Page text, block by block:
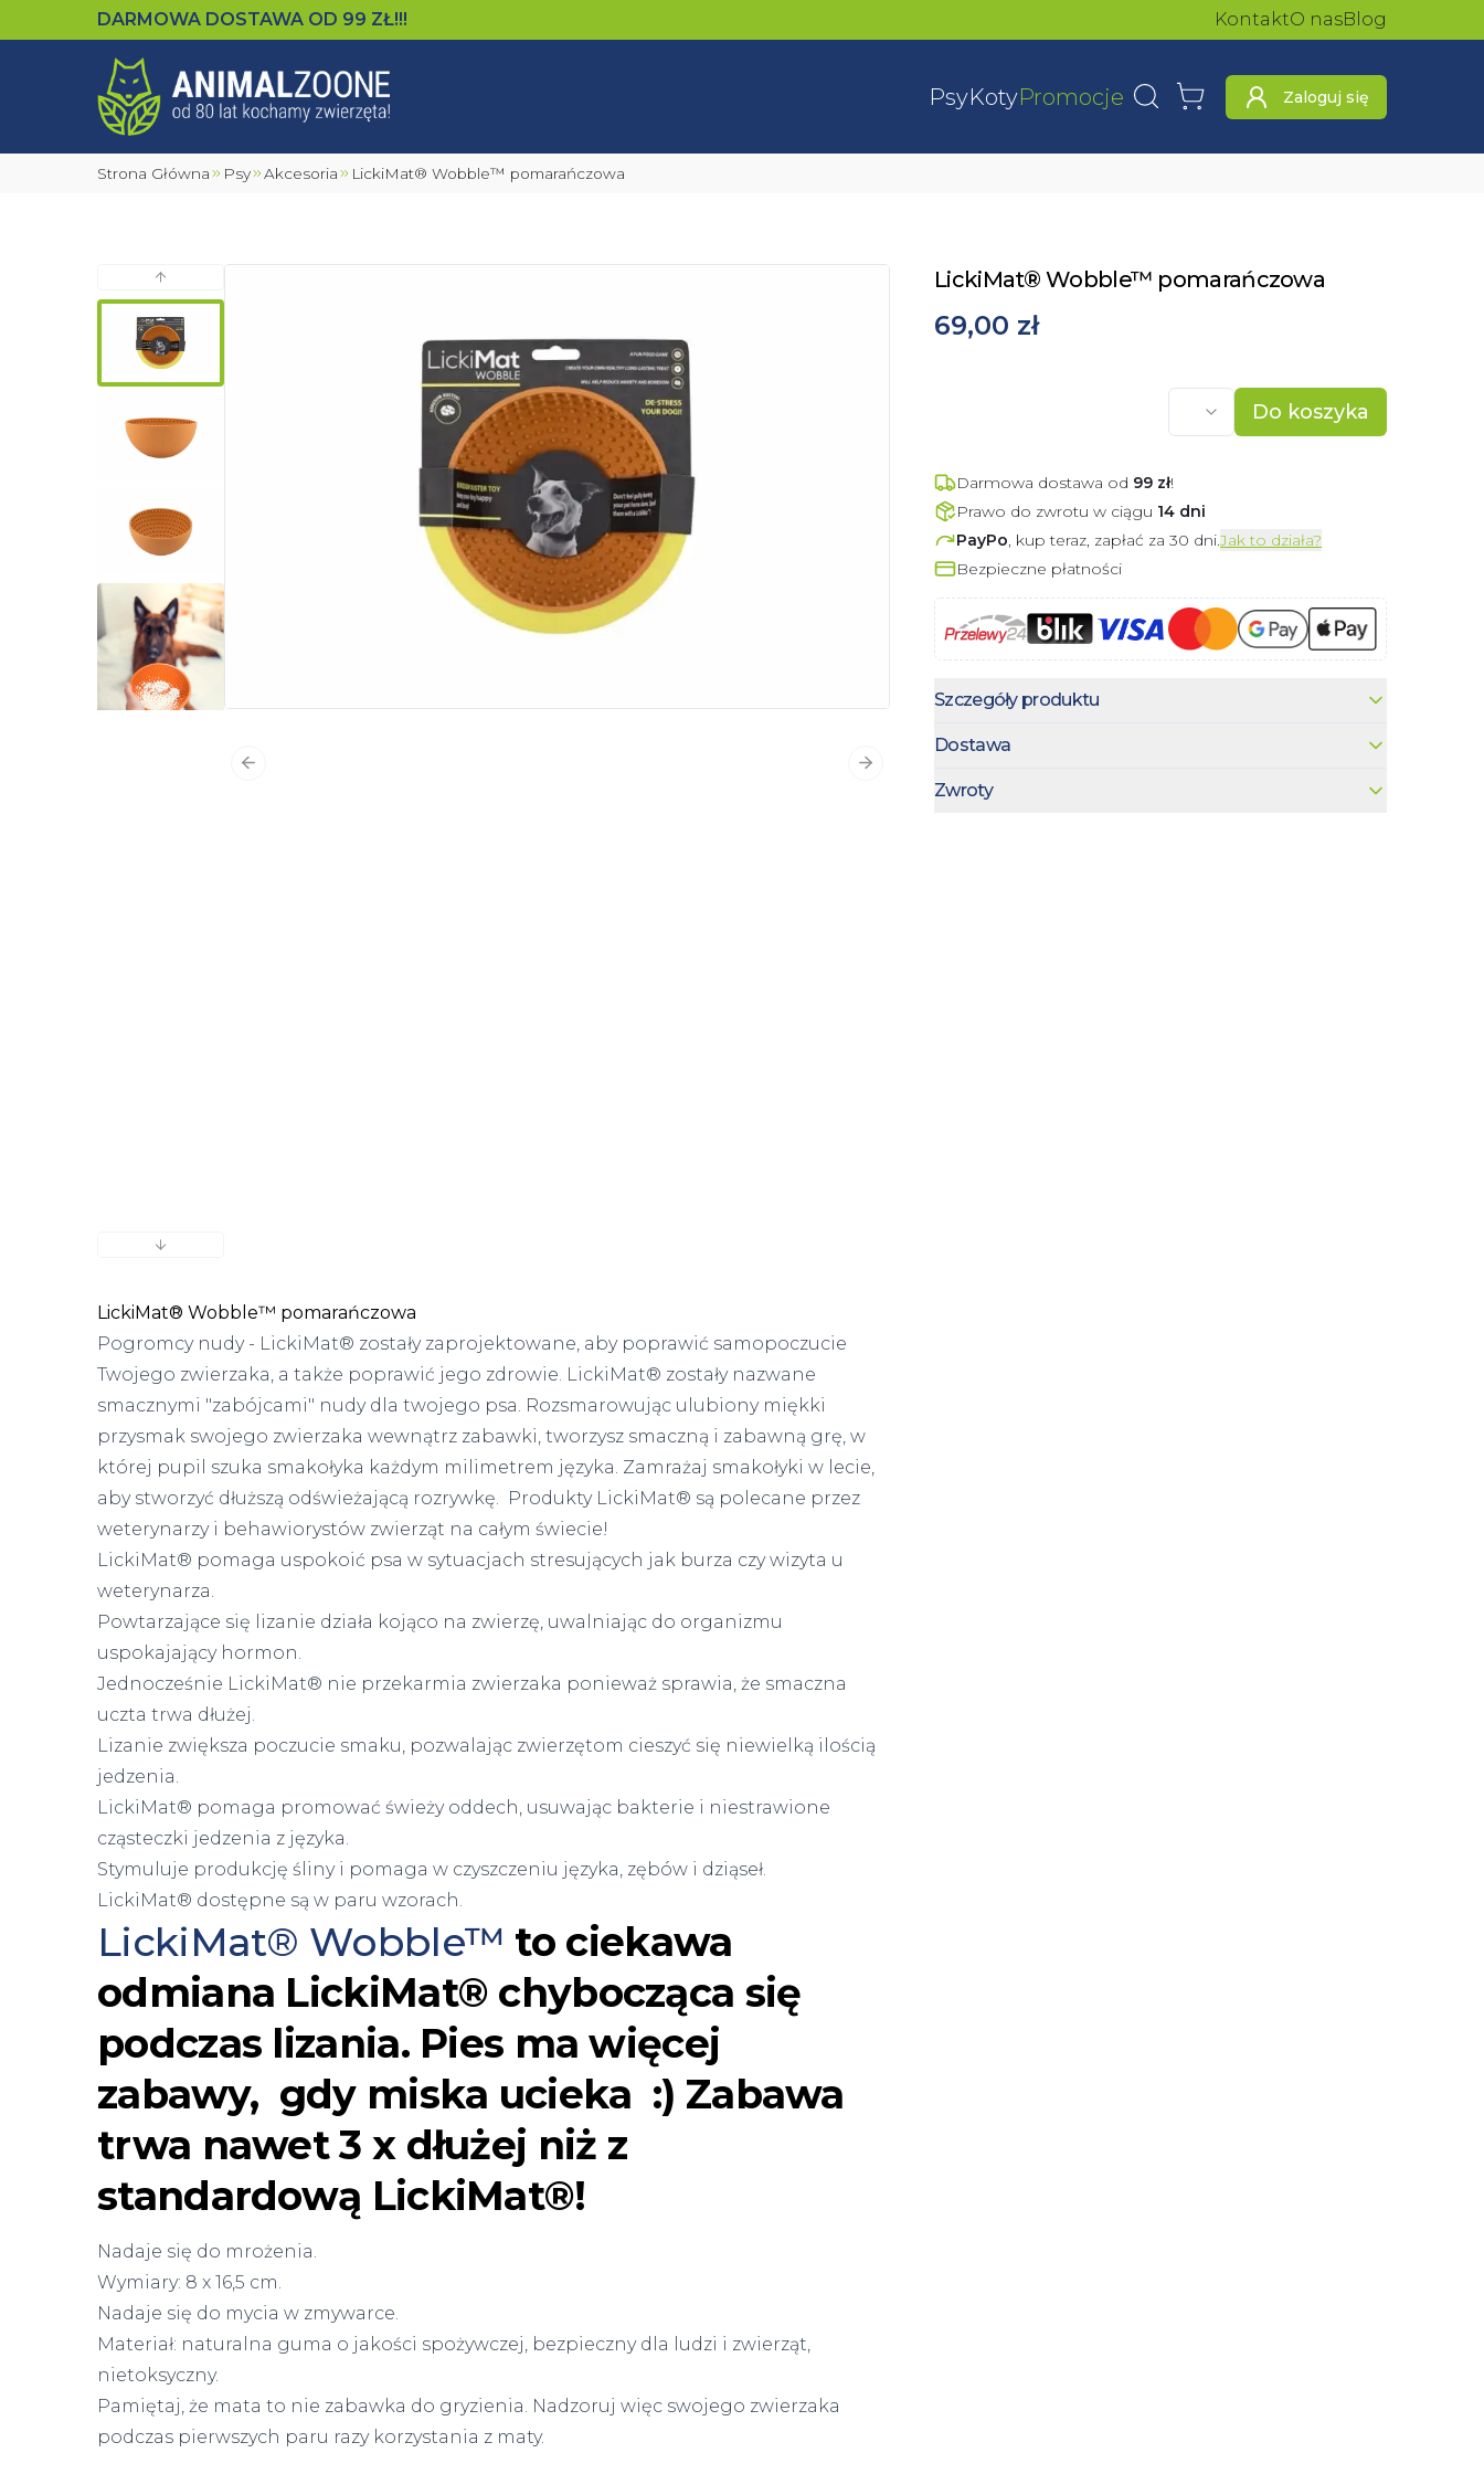
DARMOWA DOSTAWA OD 99 ZŁ!!! KontaktO nasBlog
PsyKotyPromocje WyszukajKoszyk Zaloguj się
Strona Główna Psy Akcesoria LickiMat® Wobble™ pomarańczowa
Poprzedni slajd
Następny slajd
Poprzedni slajd Następny slajd
LickiMat® Wobble™ pomarańczowa
69,00 zł
Do koszyka
Darmowa dostawa od 99 zł!
Prawo do zwrotu w ciągu 14 dni
PayPo, kup teraz, zapłać za 30 dni.Jak to działa?
Bezpieczne płatności
Szczegóły produktu
Dostawa
Zwroty
LickiMat® Wobble™ pomarańczowa
Pogromcy nudy - LickiMat® zostały zaprojektowane, aby poprawić samopoczucie
Twojego zwierzaka, a także poprawić jego zdrowie. LickiMat® zostały nazwane
smacznymi "zabójcami" nudy dla twojego psa. Rozsmarowując ulubiony miękki
przysmak swojego zwierzaka wewnątrz zabawki, tworzysz smaczną i zabawną grę, w
której pupil szuka smakołyka każdym milimetrem języka. Zamrażaj smakołyki w lecie,
aby stworzyć dłuższą odświeżającą rozrywkę. Produkty LickiMat® są polecane przez
weterynarzy i behawiorystów zwierząt na całym świecie!
LickiMat® pomaga uspokoić psa w sytuacjach stresujących jak burza czy wizyta u
weterynarza.
Powtarzające się lizanie działa kojąco na zwierzę, uwalniając do organizmu
uspokajający hormon.
Jednocześnie LickiMat® nie przekarmia zwierzaka ponieważ sprawia, że smaczna
uczta trwa dłużej.
Lizanie zwiększa poczucie smaku, pozwalając zwierzętom cieszyć się niewielką ilością
jedzenia.
LickiMat® pomaga promować świeży oddech, usuwając bakterie i niestrawione
cząsteczki jedzenia z języka.
Stymuluje produkcję śliny i pomaga w czyszczeniu języka, zębów i dziąseł.
LickiMat® dostępne są w paru wzorach.
LickiMat® Wobble™ to ciekawa
odmiana LickiMat® chybocząca się
podczas lizania. Pies ma więcej
zabawy, gdy miska ucieka :) Zabawa
trwa nawet 3 x dłużej niż z
standardową LickiMat®!
Nadaje się do mrożenia.
Wymiary: 8 x 16,5 cm.
Nadaje się do mycia w zmywarce.
Materiał: naturalna guma o jakości spożywczej, bezpieczny dla ludzi i zwierząt,
nietoksyczny.
Pamiętaj, że mata to nie zabawka do gryzienia. Nadzoruj więc swojego zwierzaka
podczas pierwszych paru razy korzystania z maty.